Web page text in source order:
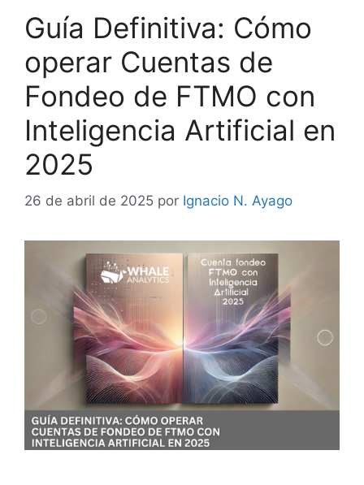
Guía Definitiva: Cómo
operar Cuentas de
Fondeo de FTMO con
Inteligencia Artificial en
2025
26 de abril de 2025 por Ignacio N. Ayago